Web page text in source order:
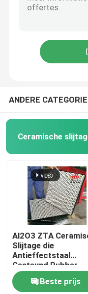
De Bekleding van
de dubbele raad
het bed van het
polyurethaanblad
Ceramische
ANDERE
Ceramische
Al2O3 ZTA
Slijtage die
Antieffectstaal
Gesteund Rubber
voeren
Beste prijs